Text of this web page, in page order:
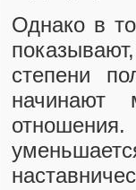
Однако в
степени
начинают